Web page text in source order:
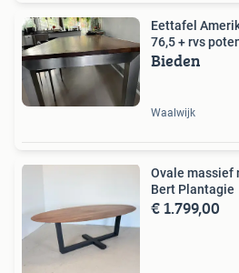
Eettafel
76,5 + rvs
Bieden
Waalwijk
Ovale massief
Bert Plantagie
€ 1.799,00